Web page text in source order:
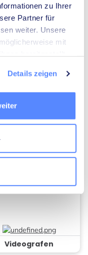
zu Ihrer
Partner für
weiter. Unsere
mit
Details zeigen
Heizungsbauer
Mediatoren
Videografen